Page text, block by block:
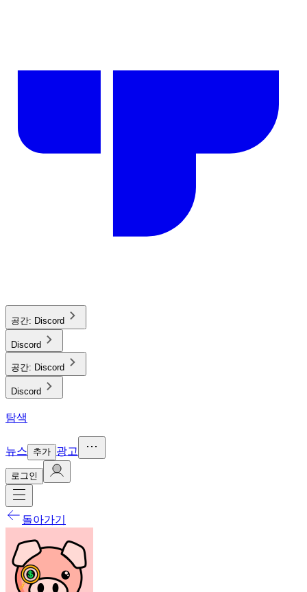
공간: Discord
Discord
공간: Discord
Discord
탐색
뉴스 추가 광고
로그인
돌아가기